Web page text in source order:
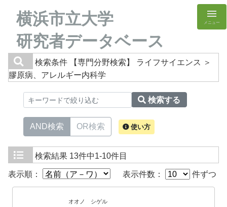
横浜市立大学
研究者データベース
メニュー
検索条件
【専門分野検索】 ライフサイエンス ＞
膠原病、アレルギー内科学
検索する
AND検索 OR検索 使い方
検索結果 13件中1-10件目
表示順： 表示件数： 件ずつ
オオノ シゲル